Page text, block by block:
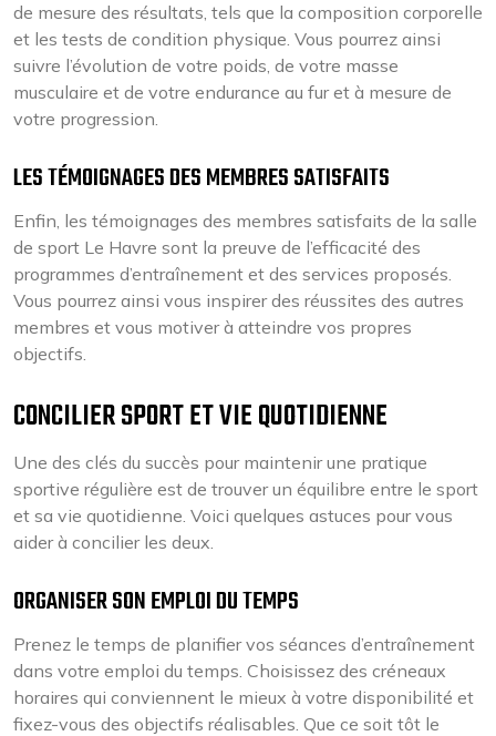
de mesure des résultats, tels que la composition corporelle
et les tests de condition physique. Vous pourrez ainsi
suivre l’évolution de votre poids, de votre masse
musculaire et de votre endurance au fur et à mesure de
votre progression.
LES TÉMOIGNAGES DES MEMBRES SATISFAITS
Enfin, les témoignages des membres satisfaits de la salle
de sport Le Havre sont la preuve de l’efficacité des
programmes d’entraînement et des services proposés.
Vous pourrez ainsi vous inspirer des réussites des autres
membres et vous motiver à atteindre vos propres
objectifs.
CONCILIER SPORT ET VIE QUOTIDIENNE
Une des clés du succès pour maintenir une pratique
sportive régulière est de trouver un équilibre entre le sport
et sa vie quotidienne. Voici quelques astuces pour vous
aider à concilier les deux.
ORGANISER SON EMPLOI DU TEMPS
Prenez le temps de planifier vos séances d’entraînement
dans votre emploi du temps. Choisissez des créneaux
horaires qui conviennent le mieux à votre disponibilité et
fixez-vous des objectifs réalisables. Que ce soit tôt le